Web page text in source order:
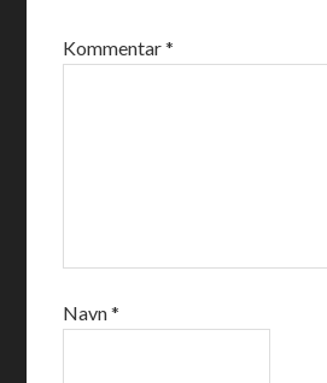
Kommentar*
Navn*